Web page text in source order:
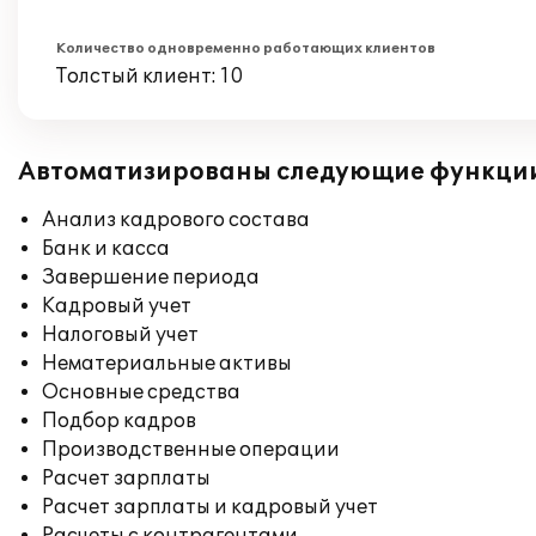
Количество одновременно работающих клиентов
Толстый клиент: 10
Автоматизированы следующие
Анализ кадрового состава
Банк и касса
Завершение периода
Кадровый учет
Налоговый учет
Нематериальные активы
Основные средства
Подбор кадров
Производственные операции
Расчет зарплаты
Расчет зарплаты и кадровый учет